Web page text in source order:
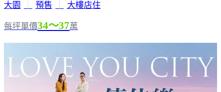
大園 預售 大樓店住
每坪單價34～37萬